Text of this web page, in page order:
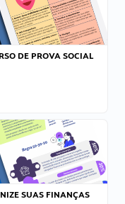
DE PROVA SOCIAL
SUAS FINANÇAS